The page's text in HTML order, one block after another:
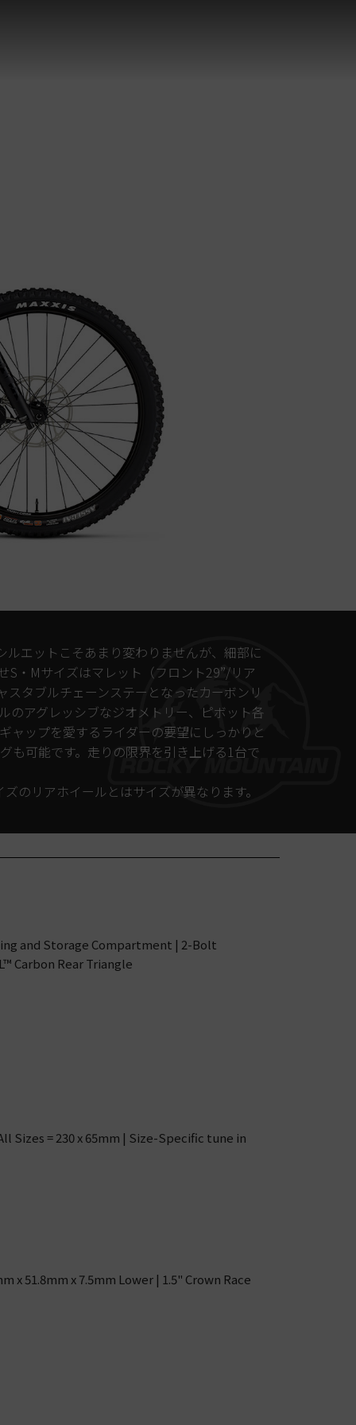
エットこそあまり変わりませんが、細部に
S・Mサイズはマレット（フロント29”/リア
タブルチェーンステーとなったカーボンリ
のアグレッシブなジオメトリー、ピボット各
ャップを愛するライダーの要望にしっかりと
も可能です。走りの限界を引き上げる1台で
のリアホイールとはサイズが異なります。
and Storage Compartment | 2-Bolt
Carbon Rear Triangle
Sizes = 230 x 65mm | Size-Specific tune in
x 51.8mm x 7.5mm Lower | 1.5" Crown Race